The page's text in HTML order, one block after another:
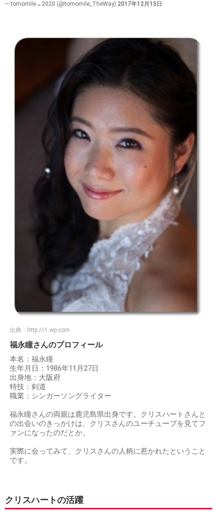
— tomomile→2020 (@tomomile_TheWay) 2017年12月15日
出典： http://i1.wp.com
福永瞳さんのプロフィール
本名：福永瞳
生年月日：1986年11月27日
出身地：大阪府
特技：剣道
職業：シンガーソングライター
福永瞳さんの両親は鹿児島県出身です。クリスハートさんと
の出会いのきっかけは、クリスさんのユーチューブを見てフ
ァンになったのだとか。
実際に会ってみて、クリスさんの人柄に惹かれたということ
です。
クリスハートの活躍